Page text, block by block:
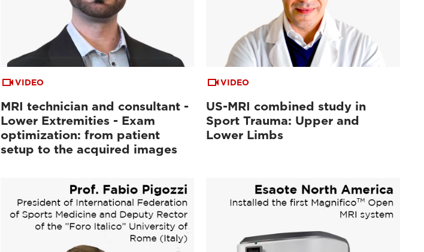
VIDEO
MRI technician and consultant -
Lower Extremities - Exam
optimization: from patient
setup to the acquired images
VIDEO
US-MRI combined study in
Sport Trauma: Upper and
Lower Limbs